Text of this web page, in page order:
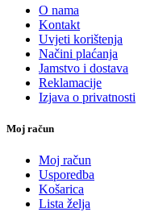
O nama
Kontakt
Uvjeti korištenja
Načini plaćanja
Jamstvo i dostava
Reklamacije
Izjava o privatnosti
Moj račun
Moj račun
Usporedba
Košarica
Lista želja